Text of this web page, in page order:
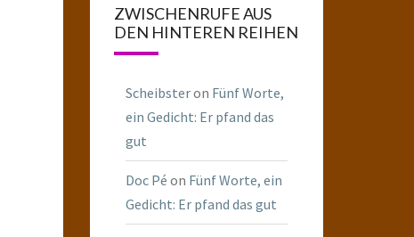
ZWISCHENRUFE AUS
DEN HINTEREN REIHEN
Scheibsteron Fünf Worte,
ein Gedicht: Er pfand das
gut
Doc Pé on Fünf Worte, ein
Gedicht: Er pfand das gut